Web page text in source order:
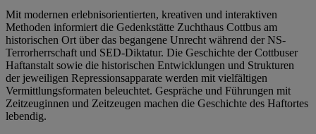
Mit modernen erlebnisorientierten, kreativen und interaktiven
Methoden informiert die Gedenkstätte Zuchthaus Cottbus am
historischen Ort über das begangene Unrecht während der NS-
Terrorherrschaft und SED-Diktatur. Die Geschichte der Cottbuser
Haftanstalt sowie die historischen Entwicklungen und Strukturen
der jeweiligen Repressionsapparate werden mit vielfältigen
Vermittlungsformaten beleuchtet. Gespräche und Führungen mit
Zeitzeuginnen und Zeitzeugen machen die Geschichte des Haftortes
lebendig.